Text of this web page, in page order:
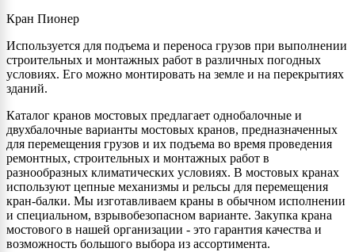
Кран Пионер
Используется для подъема и переноса грузов при выполнении
строительных и монтажных работ в различных погодных
условиях. Его можно монтировать на земле и на перекрытиях
зданий.
Каталог кранов мостовых предлагает однобалочные и
двухбалочные варианты мостовых кранов, предназначенных
для перемещения грузов и их подъема во время проведения
ремонтных, строительных и монтажных работ в
разнообразных климатических условиях. В мостовых кранах
используют цепные механизмы и рельсы для перемещения
кран-балки. Мы изготавливаем краны в обычном исполнении
и специальном, взрывобезопасном варианте. Закупка крана
мостового в нашей организации - это гарантия качества и
возможность большого выбора из ассортимента.